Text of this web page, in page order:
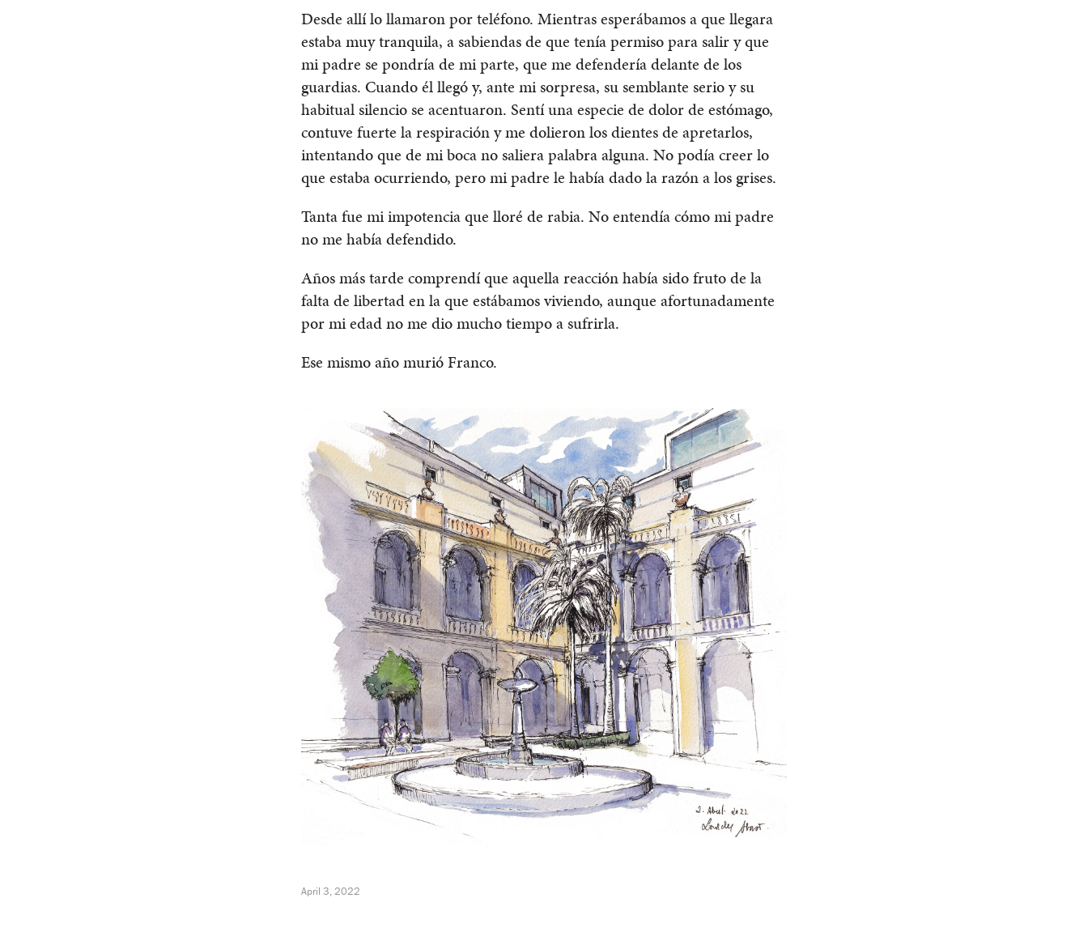
Desde allí lo llamaron por teléfono. Mientras esperábamos a que llegara
estaba muy tranquila, a sabiendas de que tenía permiso para salir y que
mi padre se pondría de mi parte, que me defendería delante de los
guardias. Cuando él llegó y, ante mi sorpresa, su semblante serio y su
habitual silencio se acentuaron. Sentí una especie de dolor de estómago,
contuve fuerte la respiración y me dolieron los dientes de apretarlos,
intentando que de mi boca no saliera palabra alguna. No podía creer lo
que estaba ocurriendo, pero mi padre le había dado la razón a los grises.
Tanta fue mi impotencia que lloré de rabia. No entendía cómo mi padre
no me había defendido.
Años más tarde comprendí que aquella reacción había sido fruto de la
falta de libertad en la que estábamos viviendo, aunque afortunadamente
por mi edad no me dio mucho tiempo a sufrirla.
Ese mismo año murió Franco.
April 3, 2022